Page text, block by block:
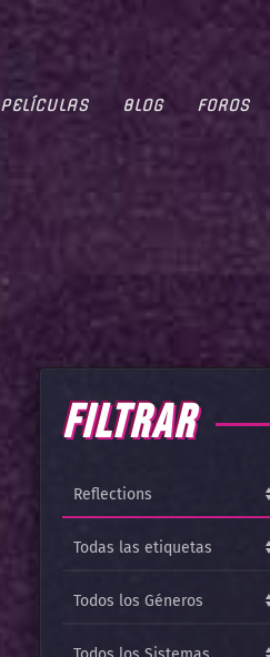
PELÍCULAS BLOG FOROS
FILTRAR